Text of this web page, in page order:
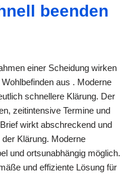
beenden
einer Scheidung wirken
aus . Moderne
schnellere Klärung. Der
zeitintensive Termine und
wirkt abschreckend und
Klärung. Moderne
und ortsunabhängig möglich.
und effiziente Lösung für